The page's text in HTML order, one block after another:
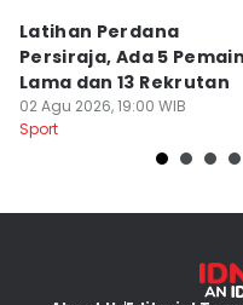
Latihan Perdana
Persiraja, Ada 5 Pemain
Lama dan 13 Rekrutan
02 Agu 2026, 19:00 WIB
Sport